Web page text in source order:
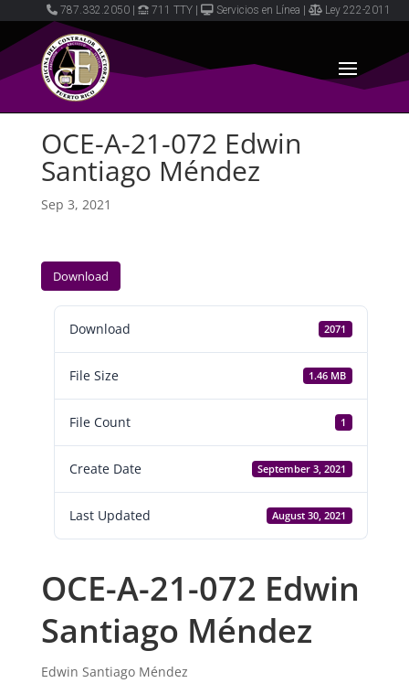
787.332.2050 711 TTY Servicios en Línea Ley 222-2011
OCE-A-21-072 Edwin
Santiago Méndez
Sep 3, 2021
Download
Download 2071
File Size 1.46 MB
File Count 1
Create Date September 3, 2021
Last Updated August 30, 2021
OCE-A-21-072 Edwin
Santiago Méndez
Edwin Santiago Méndez